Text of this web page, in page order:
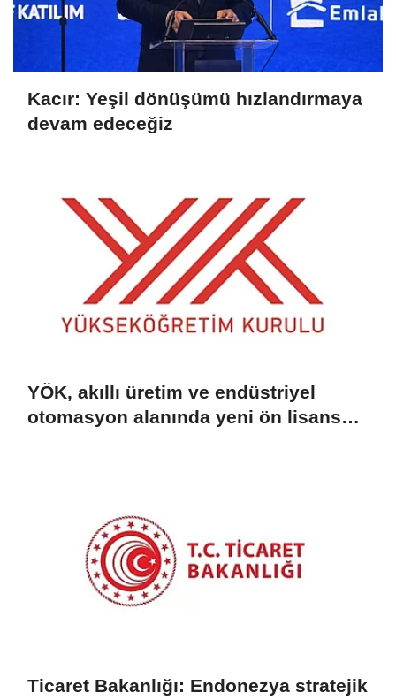
Kacır: Yeşil dönüşümü hızlandırmaya
devam edeceğiz
YÖK, akıllı üretim ve endüstriyel
otomasyon alanında yeni ön lisans
Ticaret Bakanlığı: Endonezya stratejik